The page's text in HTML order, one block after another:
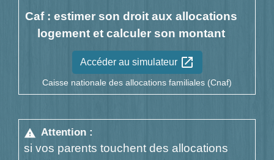
Caf : estimer son droit aux allocations
logement et calculer son montant
Accéder au simulateur open_in_new
Caisse nationale des allocations familiales (Cnaf)
warning Attention :
si vos parents touchent des allocations